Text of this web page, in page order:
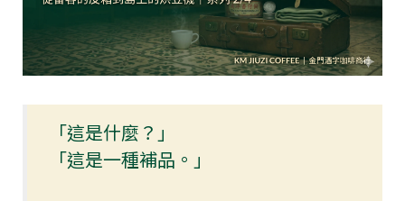
「這是什麼？」
「這是一種補品。」